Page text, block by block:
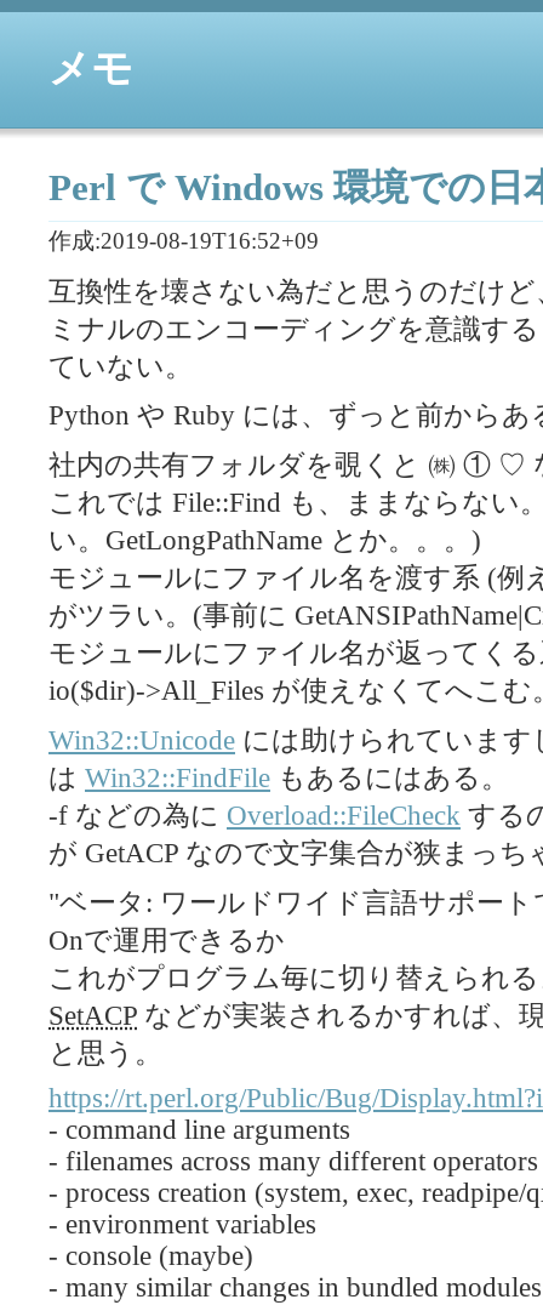
メモ
Perl で Windows 環境での日
作成:2019-08-19T16:52+09
互換性を壊さない為だと思うのだけ
ミナルのエンコーディングを意識す
ていない。
Python や Ruby には、ずっと前からあ
社内の共有フォルダを覗くと ㈱ ① ♡
これでは File::Find も、ままならない
い。GetLongPathName とか。。。)
モジュールにファイル名を渡す系 (例
がツラい。(事前に
モジュールにファイル名が返ってく
io($dir)->All_Files が使えなくてへこむ
Win32::Unicode には助けられていま
は Win32::FindFile もあるにはある。
-f などの為に Overload::FileCheck する
が GetACP なので文字集合が狭まっち
"ベータ: ワールドワイド言語サポート
Onで運用できるか
これがプログラム毎に切り替えられ
SetACP などが実装されるかすれば、
と思う。
https://rt.perl.org/Public/Bug/
- command line arguments
- filenames across many different operators
- process creation (system, exec,
- environment variables
- console (maybe)
- many similar changes in bundled modules